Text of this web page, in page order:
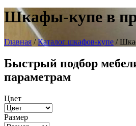
Шкафы-купе в
Главная /Каталог шкафов-купе /
Быстрый подбор
параметрам
Цвет
Размер